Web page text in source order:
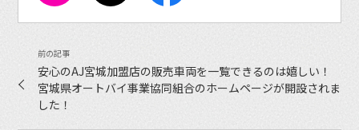
安心のAJ宮城加盟店の販売車両を一覧できるのは嬉しい！
宮城県オートバイ事業協同組合のホームページが開設されま
した！